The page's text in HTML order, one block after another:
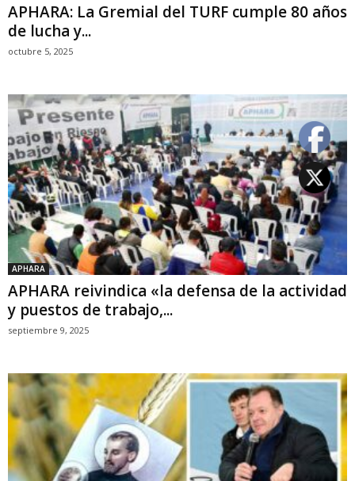
APHARA: La Gremial del TURF cumple 80 años
de lucha y...
octubre 5, 2025
APHARA
APHARA reivindica «la defensa de la actividad
y puestos de trabajo,...
septiembre 9, 2025